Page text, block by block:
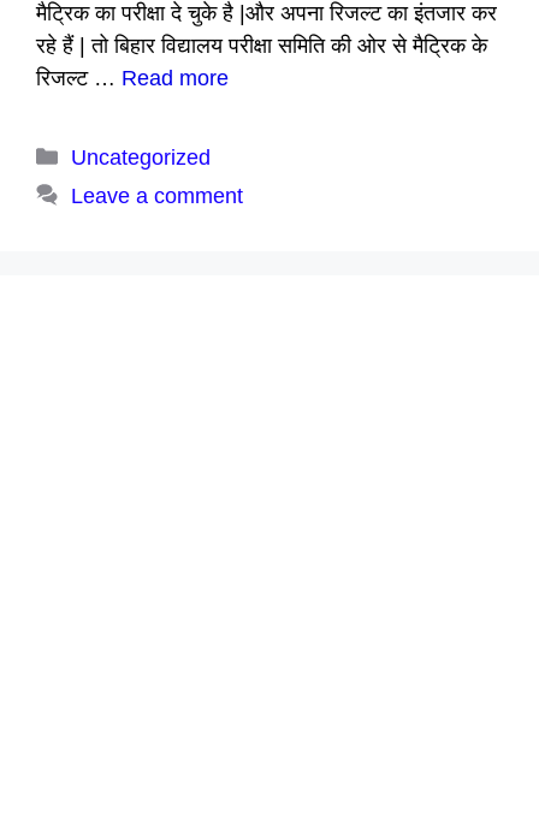
मैट्रिक का परीक्षा दे चुके है |और अपना रिजल्ट का इंतजार कर
रहे हैं | तो बिहार विद्यालय परीक्षा समिति की ओर से मैट्रिक के
रिजल्ट … Read more
Categories
Uncategorized
Leave a comment